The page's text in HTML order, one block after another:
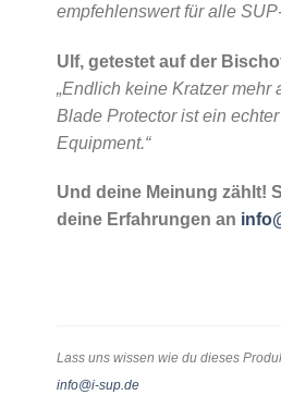
empfehlenswert für alle
Ulf, getestet auf der
„Endlich keine Kratzer mehr
Blade Protector ist ein
Equipment.“
Und deine Meinung zählt!
deine Erfahrungen an
Lass uns wissen wie du dieses
info@i-sup.de